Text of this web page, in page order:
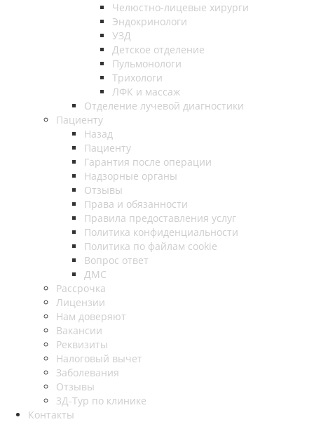
Челюстно-лицевые хирурги
Эндокринологи
УЗД
Детское отделение
Пульмонологи
Трихологи
ЛФК и массаж
Отделение лучевой диагностики
Пациенту
Назад
Пациенту
Гарантия после операции
Надзорные органы
Отзывы
Права и обязанности
Правила предоставления услуг
Политика конфиденциальности
Политика по файлам cookie
Вопрос ответ
ДМС
Рассрочка
Лицензии
Нам доверяют
Вакансии
Реквизиты
Налоговый вычет
Заболевания
Отзывы
3Д-Тур по клинике
Контакты